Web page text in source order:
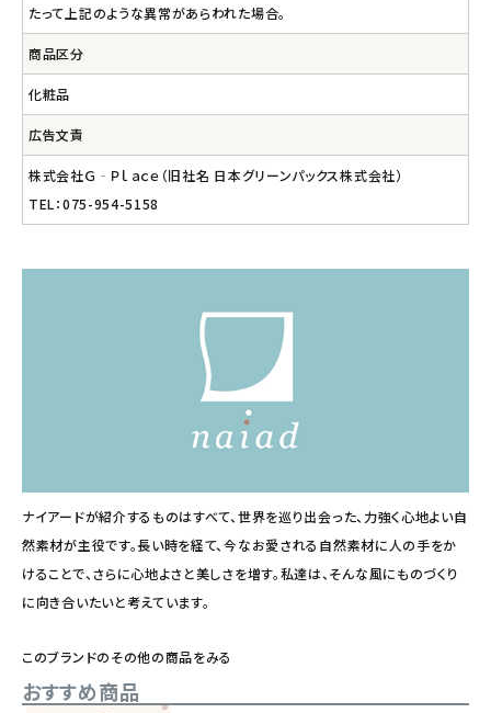
たって上記のような異常があらわれた場合。
商品区分
化粧品
広告文責
株式会社Ｇ‐Ｐｌａｃｅ（旧社名 日本グリーンパックス株式会社）
TEL：075-954-5158
ナイアードが紹介するものはすべて、世界を巡り出会った、力強く心地よい自
然素材が主役です。長い時を経て、今なお愛される自然素材に人の手をか
けることで、さらに心地よさと美しさを増す。私達は、そんな風にものづくり
に向き合いたいと考えています。
このブランドのその他の商品をみる
おすすめ商品